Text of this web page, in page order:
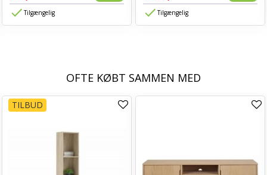
Tilgængelig Tilgængelig
OFTE KØBT SAMMEN MED
TILBUD